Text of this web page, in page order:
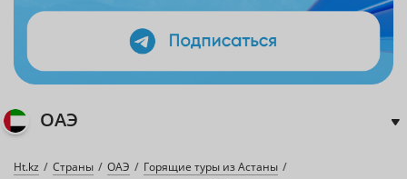
ОАЭ
Ht.kz Страны ОАЭ
Горящие туры из Астаны